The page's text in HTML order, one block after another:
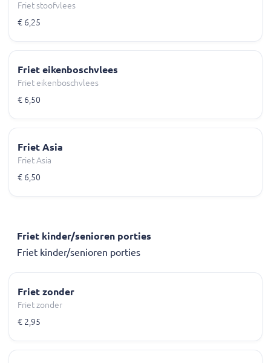
Friet stoofvlees
€ 6,25
Friet eikenboschvlees
Friet eikenboschvlees
€ 6,50
Friet Asia
Friet Asia
€ 6,50
Friet kinder/senioren porties
Friet kinder/senioren porties
Friet zonder
Friet zonder
€ 2,95